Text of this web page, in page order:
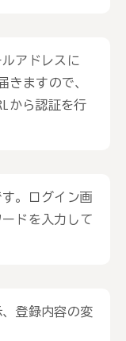
アドレスに
きますので、
から認証を行
。ログイン画
ドを入力して
登録内容の変